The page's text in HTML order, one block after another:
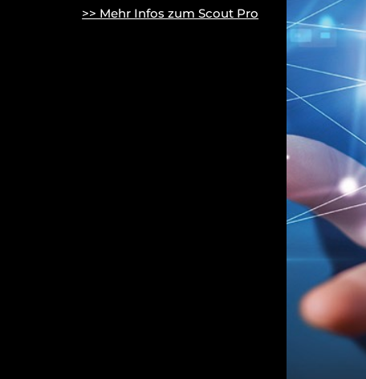
>> Mehr Infos zum Scout Pro